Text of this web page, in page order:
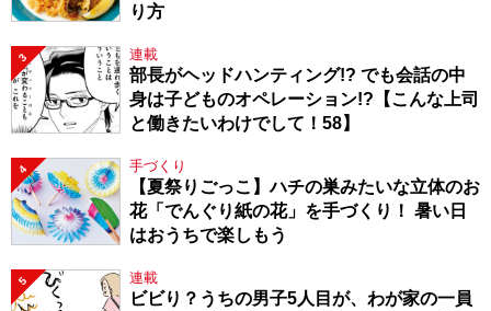
り方
3 連載
部長がヘッドハンティング!? でも会話の中
身は子どものオペレーション!?【こんな上司
と働きたいわけでして！58】
4 手づくり
【夏祭りごっこ】ハチの巣みたいな立体のお
花「でんぐり紙の花」を手づくり！ 暑い日
はおうちで楽しもう
5 連載
ビビり？うちの男子5人目が、わが家の一員